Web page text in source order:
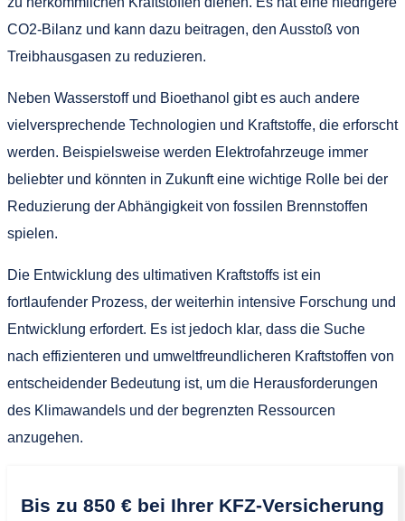
CO2-Bilanz und kann dazu beitragen, den Ausstoß von
Treibhausgasen zu reduzieren.
Neben Wasserstoff und Bioethanol gibt es auch andere
vielversprechende Technologien und Kraftstoffe, die erforscht
werden. Beispielsweise werden Elektrofahrzeuge immer
beliebter und könnten in Zukunft eine wichtige Rolle bei der
Reduzierung der Abhängigkeit von fossilen Brennstoffen
spielen.
Die Entwicklung des ultimativen Kraftstoffs ist ein
fortlaufender Prozess, der weiterhin intensive Forschung und
Entwicklung erfordert. Es ist jedoch klar, dass die Suche
nach effizienteren und umweltfreundlicheren Kraftstoffen von
entscheidender Bedeutung ist, um die Herausforderungen
des Klimawandels und der begrenzten Ressourcen
anzugehen.
Bis zu 850 € bei Ihrer KFZ-Versicherung